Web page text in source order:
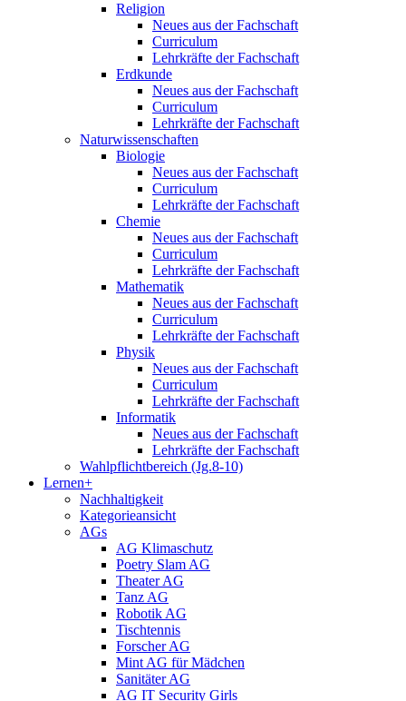
Religion
Neues aus der Fachschaft
Curriculum
Lehrkräfte der Fachschaft
Erdkunde
Neues aus der Fachschaft
Curriculum
Lehrkräfte der Fachschaft
Naturwissenschaften
Biologie
Neues aus der Fachschaft
Curriculum
Lehrkräfte der Fachschaft
Chemie
Neues aus der Fachschaft
Curriculum
Lehrkräfte der Fachschaft
Mathematik
Neues aus der Fachschaft
Curriculum
Lehrkräfte der Fachschaft
Physik
Neues aus der Fachschaft
Curriculum
Lehrkräfte der Fachschaft
Informatik
Neues aus der Fachschaft
Lehrkräfte der Fachschaft
Wahlpflichtbereich (Jg.8-10)
Lernen+
Nachhaltigkeit
Kategorieansicht
AGs
AG Klimaschutz
Poetry Slam AG
Theater AG
Tanz AG
Robotik AG
Tischtennis
Forscher AG
Mint AG für Mädchen
Sanitäter AG
AG IT Security Girls